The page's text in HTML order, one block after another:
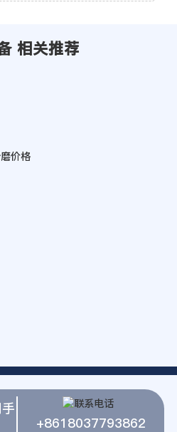
相关推荐
价格
+8618037793862